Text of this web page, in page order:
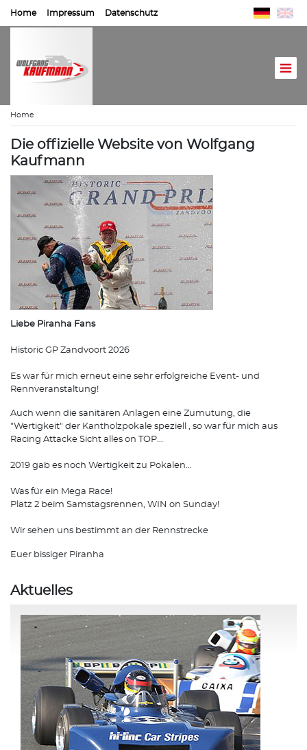
Home Impressum Datenschutz
Home
Die offizielle Website von Wolfgang
Kaufmann
Liebe Piranha Fans
Historic GP Zandvoort 2026
Es war für mich erneut eine sehr erfolgreiche Event- und
Rennveranstaltung!
Auch wenn die sanitären Anlagen eine Zumutung, die
"Wertigkeit" der Kantholzpokale speziell , so war für mich aus
Racing Attacke Sicht alles on TOP...
2019 gab es noch Wertigkeit zu Pokalen...
Was für ein Mega Race!
Platz 2 beim Samstagsrennen, WIN on Sunday!
Wir sehen uns bestimmt an der Rennstrecke
Euer bissiger Piranha
Aktuelles